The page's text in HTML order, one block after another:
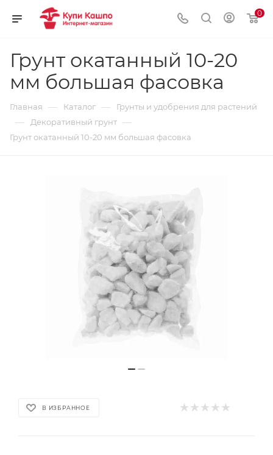
0
Грунт окатанный 10-20
мм большая фасовка
Главная — Каталог — Грунты и удобрения для растений
— Декоративный грунт —
Грунт окатанный 10-20 мм большая фасовка
В ИЗБРАННОЕ